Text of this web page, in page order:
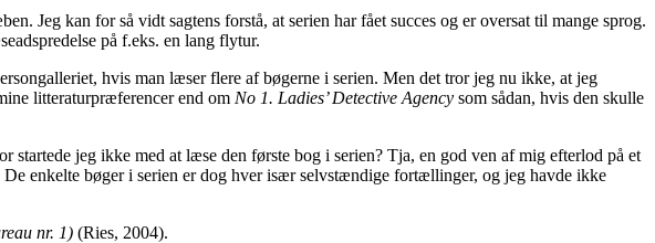
Jeg kan for så vidt sagtens forstå, at serien har fået succes og er oversat til mange sprog.
på f.eks. en lang flytur.
hvis man læser flere af bøgerne i serien. Men det tror jeg nu ikke, at jeg
litteraturpræferencer end om No 1. Ladies’ Detective Agency som sådan, hvis den skulle
startede jeg ikke med at læse den første bog i serien? Tja, en god ven af mig efterlod på et
enkelte bøger i serien er dog hver især selvstændige fortællinger, og jeg havde ikke
nr. 1) (Ries, 2004).